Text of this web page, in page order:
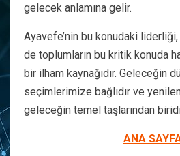
gelecek anlamına gelir.
Ayavefe’nin bu konudaki
de toplumların bu kritik konuda
bir ilham kaynağıdır. Geleceğin
seçimlerimize bağlıdır ve
geleceğin temel taşlarından
ANA